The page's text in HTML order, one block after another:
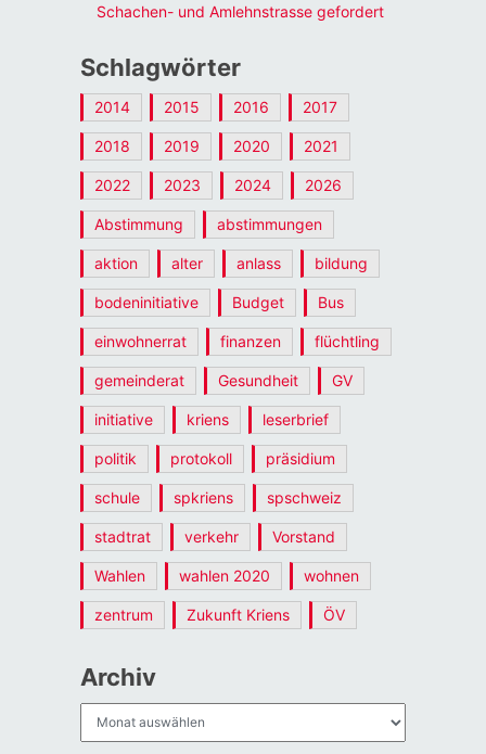
Schachen- und Amlehnstrasse gefordert
Schlagwörter
2014 2015 2016 2017
2018 2019 2020 2021
2022 2023 2024 2026
Abstimmung abstimmungen
aktion alter anlass bildung
bodeninitiative Budget Bus
einwohnerrat finanzen flüchtling
gemeinderat Gesundheit GV
initiative kriens leserbrief
politik protokoll präsidium
schule spkriens spschweiz
stadtrat verkehr Vorstand
Wahlen wahlen 2020 wohnen
zentrum Zukunft Kriens ÖV
Archiv